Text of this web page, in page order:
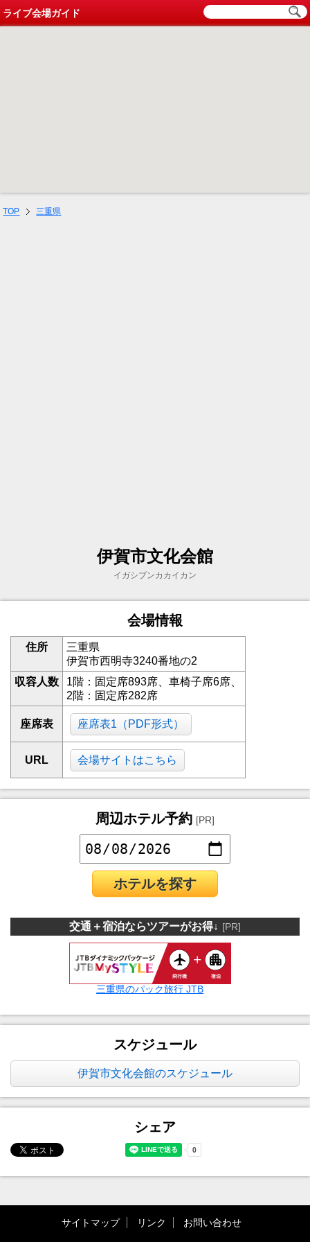
ライブ会場ガイド
TOP 三重県
伊賀市文化会館
イガシブンカカイカン
会場情報
住所
三重県
伊賀市西明寺3240番地の2
収容人数
1階：固定席893席、車椅子席6席、
2階：固定席282席
座席表 座席表1（PDF形式）
URL 会場サイトはこちら
周辺ホテル予約 [PR]
ホテルを探す
交通＋宿泊ならツアーがお得↓ [PR]
三重県のパック旅行 JTB
スケジュール
伊賀市文化会館のスケジュール
シェア
サイトマップ リンク お問い合わせ